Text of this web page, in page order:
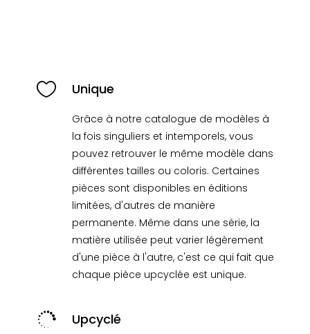
 Unique
Grâce à notre catalogue de modèles à
la fois singuliers et intemporels, vous
pouvez retrouver le même modèle dans
différentes tailles ou coloris. Certaines
pièces sont disponibles en éditions
limitées, d'autres de manière
permanente. Même dans une série, la
matière utilisée peut varier légèrement
d'une pièce à l'autre, c'est ce qui fait que
chaque pièce upcyclée est unique.
 Upcyclé